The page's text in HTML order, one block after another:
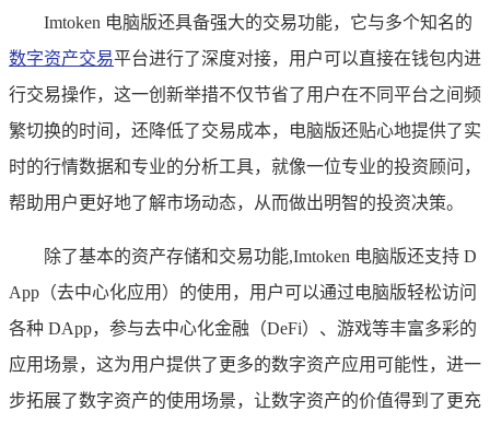
Imtoken 电脑版还具备强大的交易功能，它与多个知名的
数字资产交易平台进行了深度对接，用户可以直接在钱包内进
行交易操作，这一创新举措不仅节省了用户在不同平台之间频
繁切换的时间，还降低了交易成本，电脑版还贴心地提供了实
时的行情数据和专业的分析工具，就像一位专业的投资顾问，
帮助用户更好地了解市场动态，从而做出明智的投资决策。
除了基本的资产存储和交易功能,Imtoken 电脑版还支持 D
App（去中心化应用）的使用，用户可以通过电脑版轻松访问
各种 DApp，参与去中心化金融（DeFi）、游戏等丰富多彩的
应用场景，这为用户提供了更多的数字资产应用可能性，进一
步拓展了数字资产的使用场景，让数字资产的价值得到了更充